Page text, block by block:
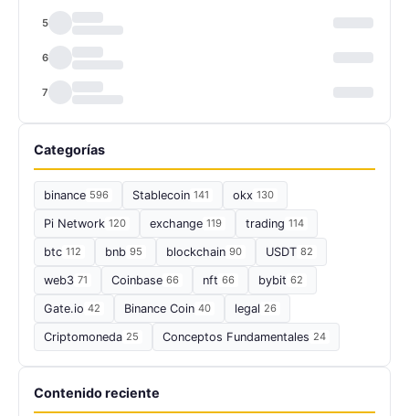
5
6
7
Categorías
binance 596 Stablecoin 141 okx 130
Pi Network 120 exchange 119 trading 114
btc 112 bnb 95 blockchain 90 USDT 82
web3 71 Coinbase 66 nft 66 bybit 62
Gate.io 42 Binance Coin 40 legal 26
Criptomoneda 25 Conceptos Fundamentales 24
Contenido reciente